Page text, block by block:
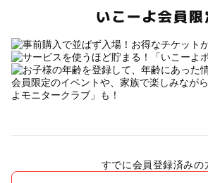
いこーよ会員限
会員限定のイベントや、家族で楽しみなが
よモニタークラブ」も！
すでに会員登録済みの